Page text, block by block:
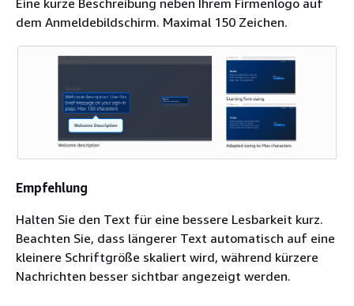
dem Anmeldebildschirm. Maximal 150 Zeichen.
Empfehlung
Halten Sie den Text für eine bessere Lesbarkeit kurz.
Beachten Sie, dass längerer Text automatisch auf eine
kleinere Schriftgröße skaliert wird, während kürzere
Nachrichten besser sichtbar angezeigt werden.